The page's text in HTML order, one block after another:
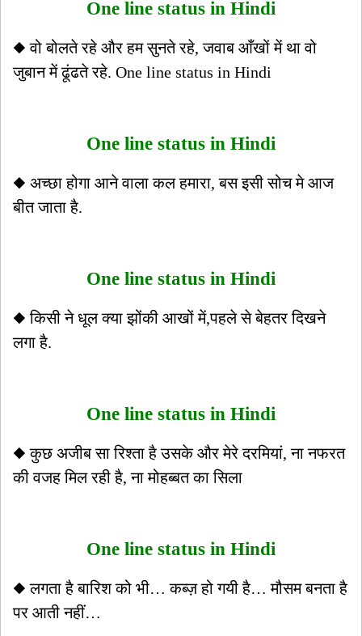
One line status in Hindi
◆ वो बोलते रहे और हम सुनते रहे, जवाब आँखों में था वो
जुबान में ढूंढते रहे. One line status in Hindi
One line status in Hindi
◆ अच्छा होगा आने वाला कल हमारा, बस इसी सोच मे आज
बीत जाता है.
One line status in Hindi
◆ किसी ने धूल क्या झोंकी आखों में,पहले से बेहतर दिखने
लगा है.
One line status in Hindi
◆ कुछ अजीब सा रिश्ता है उसके और मेरे दरमियां, ना नफरत
की वजह मिल रही है, ना मोहब्बत का सिला
One line status in Hindi
◆ लगता है बारिश को भी… कब्ज़ हो गयी है… मौसम बनता है
पर आती नहीं…